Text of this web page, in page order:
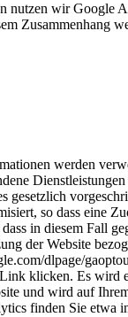
wir
Zusammenhang
werden
so dass
in diesem Fall
der Website
dlpage/
klicken. Es
und wird auf
finden Sie